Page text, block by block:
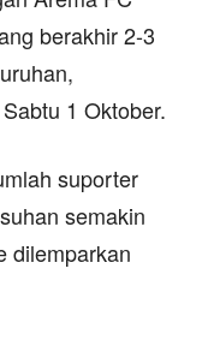
berakhir 2-3
1 Oktober.
suporter
semakin
dilemparkan